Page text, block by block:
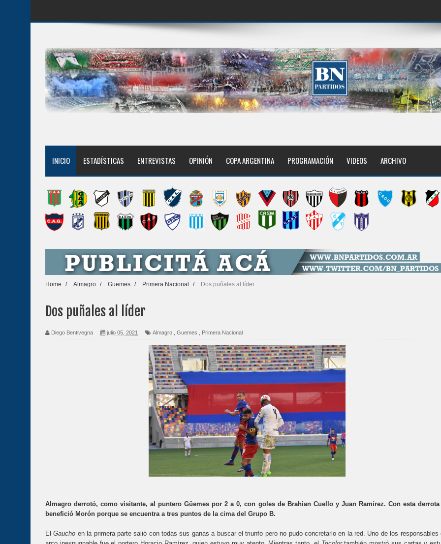
INICIO ESTADÍSTICAS ENTREVISTAS OPINIÓN COPA ARGENTINA PROGRAMACIÓN VIDEOS ARCHIVO
Home / Almagro / Guemes / Primera Nacional / Dos puñales al líder
Dos puñales al líder
Diego Bentivegna julio 05, 2021 Almagro Guemes Primera Nacional
Almagro derrotó, como visitante, al puntero Güemes por 2 a 0, con goles de Brahian Cuello y Juan Ramírez. Con esta derrota
benefició Morón porque se encuentra a tres puntos de la cima del Grupo B.
ElGaucho en la primera parte salió con todas sus ganas a buscar el triunfo pero no pudo concretarlo en la red. Uno de los responsables